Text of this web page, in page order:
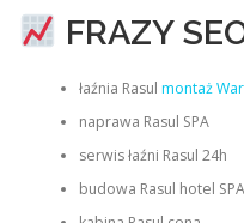
FRAZY
łaźnia Rasul montaż
naprawa Rasul SPA
serwis łaźni Rasul 24h
budowa Rasul hotel SPA